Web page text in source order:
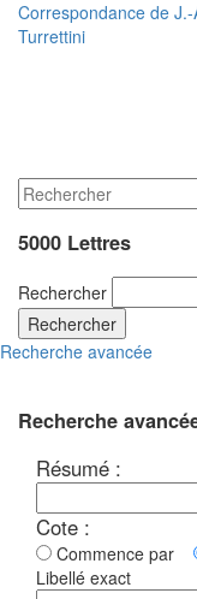
Correspondance de J.-
Turrettini
5000 Lettres
Rechercher
Rechercher
Recherche avancée
Recherche
Résumé :
Cote :
Commence par
Libellé exact